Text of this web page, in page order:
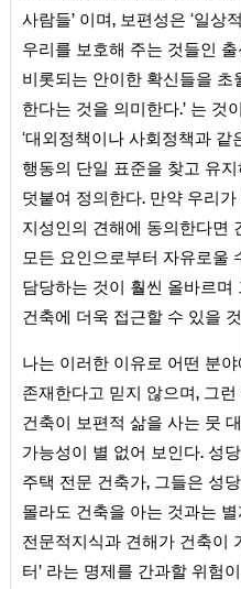
사람들’ 이며, 보편성은 ‘일상
우리를 보호해 주는 것들인
비롯되는 안이한 확신들을
한다는 것을 의미한다.’ 는 것
‘대외정책이나 사회정책과
행동의 단일 표준을 찾고 유
덧붙여 정의한다. 만약 우리
지성인의 견해에 동의한다면
모든 요인으로부터 자유로울
담당하는 것이 훨씬 올바르며
건축에 더욱 접근할 수 있을
나는 이러한 이유로 어떤 분
존재한다고 믿지 않으며, 그
건축이 보편적 삶을 사는 뭇
가능성이 별 없어 보인다. 성
주택 전문 건축가, 그들은 성
몰라도 건축을 아는 것과는
전문적지식과 견해가 건축이
터’ 라는 명제를 간과할 위험